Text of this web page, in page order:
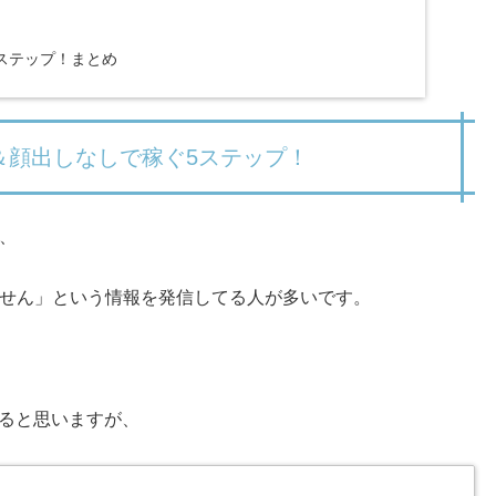
テップ！まとめ
出しなしで稼ぐ5ステップ！
ん」という情報を発信してる人が多いです。
と思いますが、